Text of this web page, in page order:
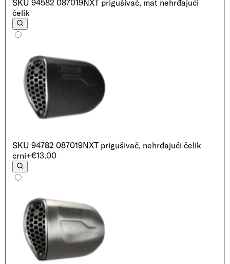
SKU 94582 087019NXT prigušivač, mat nehrđajući
čelik
SKU 94782 087019NXT prigušivač, nehrđajući čelik
crni+€13.00